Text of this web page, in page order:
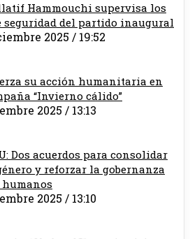
Hammouchi supervisa los
seguridad del partido inaugural
2025 / 19:52
su acción humanitaria en
“Invierno cálido”
2025 / 13:13
Dos acuerdos para consolidar
y reforzar la gobernanza
humanos
2025 / 13:10